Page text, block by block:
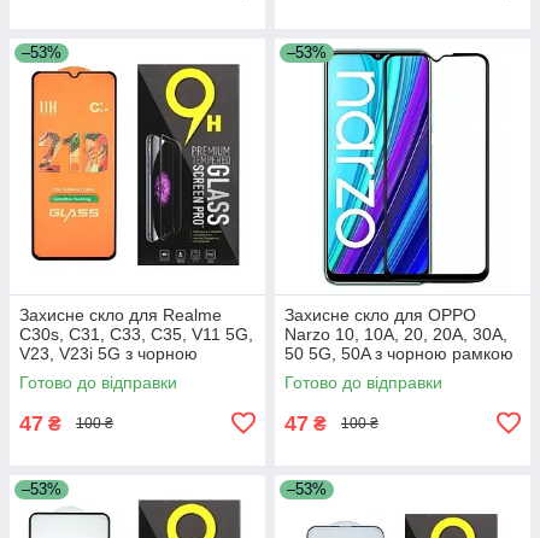
–53%
Захисне скло для Realme
C30s, C31, С33, C35, V11 5G,
V23, V23i 5G з чорною
рамкою
Готово до відправки
47 ₴ 100 ₴
–53%
Захисне скло для OPPO
Narzo 10, 10A, 20, 20A, 30A,
50 5G, 50A з чорною рамкою
Готово до відправки
47 ₴ 100 ₴
–53% –53%